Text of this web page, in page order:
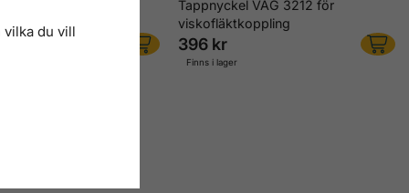
Tappnyckel VAG 3212 för
viskofläktkoppling
396 kr
Finns i lager
du vill